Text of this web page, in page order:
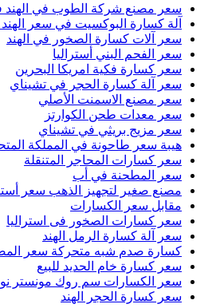
سعر مصنع شركة الطوب في الهند
آلة كسارة البوكسيت في سعر الهند
سعر آلات كسارة الصخور في الهند
سعر الفحم البني أستراليا
سعر كسارة فكية امريكا البحرين
سعر آلة كسارة الحجر في تشيناي
سعر مصنع الاسمنت الأصلي
سعر معدات طحن الكوارتز
سعر مزيج بريثي في تشيناي
هيبة سعر طاحونة في المملكة
سعر كسارات المحاجر المتنقلة
سعر المطحنة في أب
مصنع صغير لتجهيز الذهب سعر
مقابل سعر الكسارات
سعر كسارات الصخور فى استراليا
سعر آلة كسارة الرمل الهند
كسارة صدم شبه متحركة سعر
سعر كسارة خام الحديد للبيع
سعر الكسارات سم روك مونستر
سعر كسارة الحجر الهند